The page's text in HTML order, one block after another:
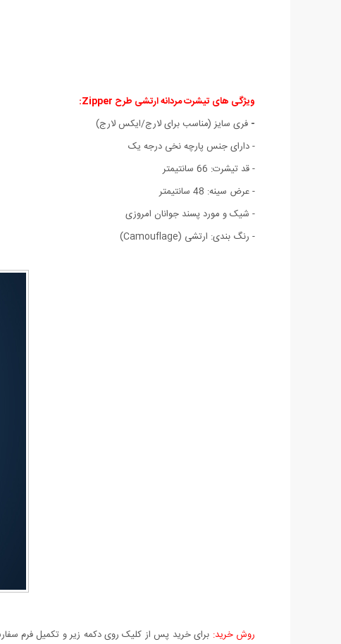
ویژگی های تیشرت مردانه ارتشی طرح Zipper:
- فری سایز (مناسب برای لارج/ایکس لارج)
- دارای جنس پارچه نخی درجه یک
- قد تیشرت: 66 سانتیمتر
- عرض سینه: 48 سانتیمتر
- شیک و مورد پسند جوانان امروزی
- رنگ بندی: ارتشی (Camouflage)
روش خرید: برای خرید پس از کلیک روی دکمه زیر و تکمیل فرم